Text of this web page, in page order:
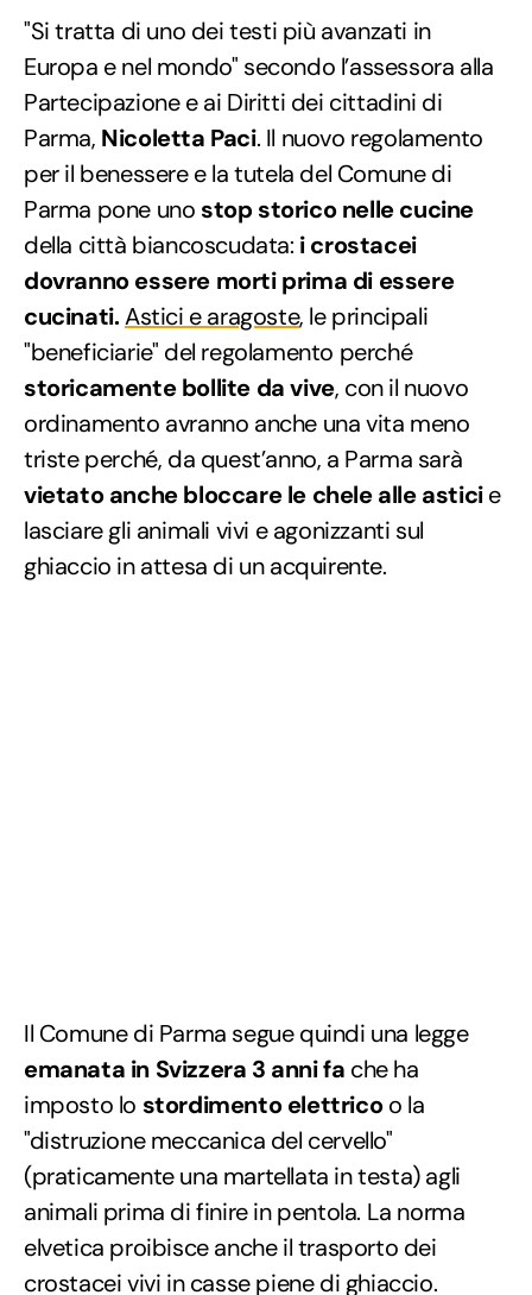
"Si tratta di uno dei testi più avanzati in
Europa e nel mondo" secondo l’assessora alla
Partecipazione e ai Diritti dei cittadini di
Parma, Nicoletta Paci. Il nuovo regolamento
per il benessere e la tutela del Comune di
Parma pone uno stop storico nelle cucine
della città biancoscudata: i crostacei
dovranno essere morti prima di essere
cucinati.Astici e aragoste, le principali
"beneficiarie" del regolamento perché
storicamente bollite da vive, con il nuovo
ordinamento avranno anche una vita meno
triste perché, da quest’anno, a Parma sarà
vietato anche bloccare le chele alle asticie
lasciare gli animali vivi e agonizzanti sul
ghiaccio in attesa di un acquirente.
Il Comune di Parma segue quindi una legge
emanata in Svizzera 3 anni fa che ha
imposto lo stordimento elettricoo la
"distruzione meccanica del cervello"
(praticamente una martellata in testa) agli
animali prima di finire in pentola. La norma
elvetica proibisce anche il trasporto dei
crostacei vivi in casse piene di ghiaccio.